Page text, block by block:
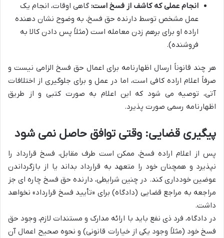
انجام عملی که کاشف از فسخ است: گاهی اوقات، انجام یک
عمل مشخص توسط دارنده حق فسخ، به وضوح نشان دهنده
اراده او برای برهم زدن معامله است (مثلاً پس دادن کالا به
فروشنده).
هر چند قانوناً ارسال اظهارنامه برای اعمال حق فسخ الزامی نیست و
صرفاً اعلام اراده کافی است، اما در عمل و برای جلوگیری از اختلافات
آتی، توصیه می شود که این اعلام به صورت کتبی و از طریق
اظهارنامه رسمی صورت پذیرد.
پیگیری قضایی: وقتی توافق حاصل نمی شود
پس از اعلام اراده فسخ، ممکن است طرف مقابل، فسخ قرارداد را
نپذیرد و همچنان خود را متعهد به قرارداد بداند یا از بازگرداندن
عوضین خودداری کند. در چنین شرایطی، دارنده حق فسخ چاره ای جز
مراجعه به مراجع قضایی (دادگاه) برای «تأیید فسخ قرارداد» نخواهد
داشت.
در دادگاه، فرد ذی نفع باید با ارائه مدارک و مستندات لازم، وجود حق
فسخ خود (مثلاً وجود یکی از خیارات قانونی) و نحوه صحیح اعمال آن